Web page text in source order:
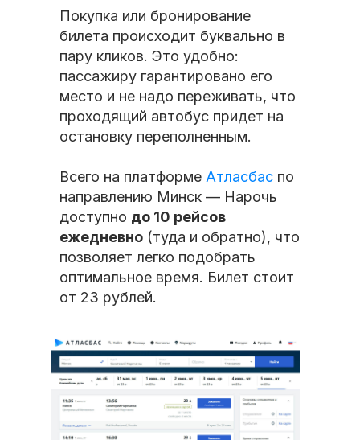
Покупка или бронирование
билета происходит буквально в
пару кликов. Это удобно:
пассажиру гарантировано его
место и не надо переживать, что
проходящий автобус придет на
остановку переполненным.
Всего на платформе Атласбас по
направлению Минск — Нарочь
доступно до 10 рейсов
ежедневно (туда и обратно), что
позволяет легко подобрать
оптимальное время. Билет стоит
от 23 рублей.